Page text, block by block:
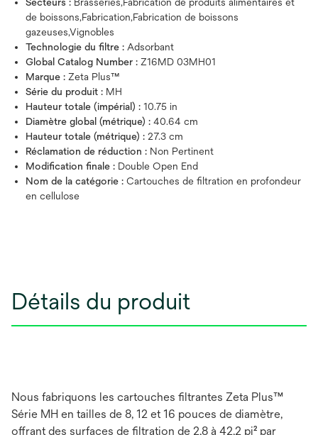
de boissons,Fabrication,Fabrication de boissons
gazeuses,Vignobles
Technologie du filtre : Adsorbant
Global Catalog Number : Z16MD 03MH01
Marque : Zeta Plus™
Série du produit : MH
Hauteur totale (impérial) : 10.75 in
Diamètre global (métrique) : 40.64 cm
Hauteur totale (métrique) : 27.3 cm
Réclamation de réduction : Non Pertinent
Modification finale : Double Open End
Nom de la catégorie : Cartouches de filtration en profondeur
en cellulose
Détails du produit
Nous fabriquons les cartouches filtrantes Zeta Plus™
Série MH en tailles de 8, 12 et 16 pouces de diamètre,
offrant des surfaces de filtration de 2,8 à 42,2 pi² par